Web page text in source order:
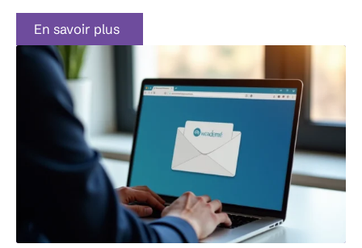
En savoir plus